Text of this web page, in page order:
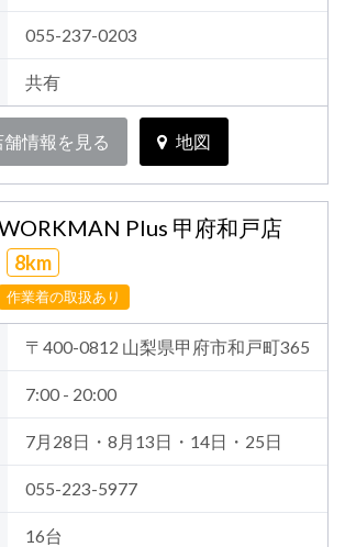
055-237-0203
共有
舗情報を見る 地図
Plus 甲府和戸店
8km
作業着の取扱あり
〒400-0812 山梨県甲府市和戸町365
7:00 - 20:00
7月28日・8月13日・14日・25日
055-223-5977
16台